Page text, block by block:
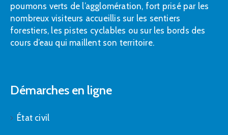
poumons verts de l’agglomération, fort prisé par les
nombreux visiteurs accueillis sur les sentiers
forestiers, les pistes cyclables ou sur les bords des
cours d’eau qui maillent son territoire.
Démarches en ligne
État civil